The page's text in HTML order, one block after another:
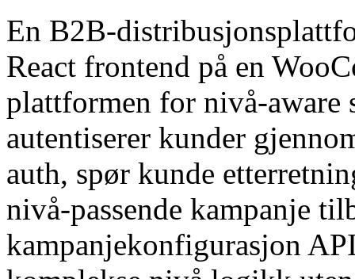
En B2B-
React frontend på en
plattformen for nivå-aware
autentiserer kunder
auth, spør kunde
nivå-passende kampanje
kampanjekonfigurasjon